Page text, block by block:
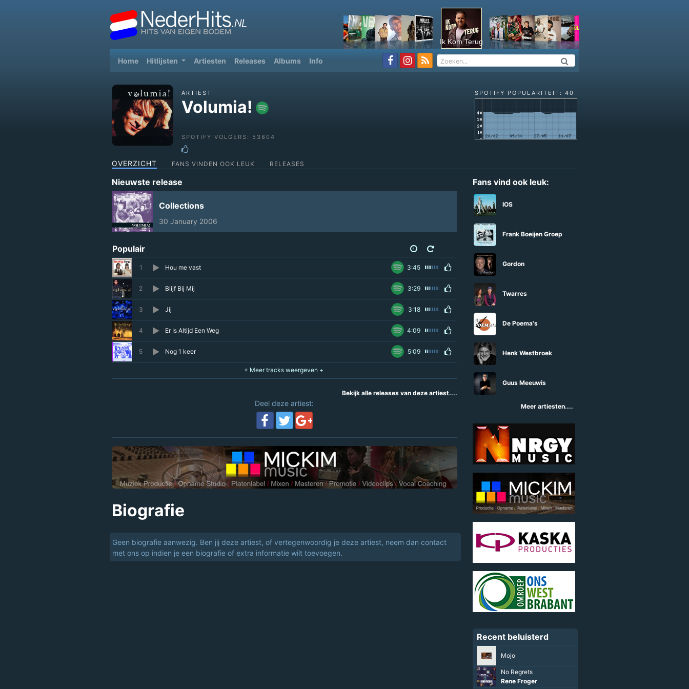
Ik Kom Terug
Home(current)
Hitlijsten Artiesten Releases Albums Info
ARTIEST
Volumia!
SPOTIFY VOLGERS: 53804
SPOTIFY POPULARITEIT: 40
OVERZICHT FANS VINDEN OOK LEUK RELEASES
Nieuwste release
Collections
30 January 2006
Populair
1 Hou me vast 3:45
2 Blijf Bij Mij 3:29
3 Jij 3:18
4 Er Is Altijd Een Weg 4:09
5 Nog 1 keer 5:09
Bekijk alle releases van deze artiest....
Deel deze artiest:
Biografie
Geen biografie aanwezig. Ben jij deze artiest, of vertegenwoordig je deze artiest, neem dan contact
met ons op indien je een biografie of extra informatie wilt toevoegen.
Fans vind ook leuk:
IOS
Frank Boeijen Groep
Gordon
Twarres
De Poema's
Henk Westbroek
Guus Meeuwis
Meer artiesten....
Recent beluisterd
Mojo
No Regrets
Rene Froger